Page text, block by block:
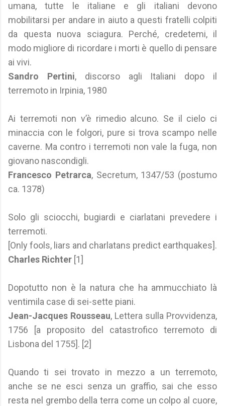
umana, tutte le italiane e gli italiani devono
mobilitarsi per andare in aiuto a questi fratelli colpiti
da questa nuova sciagura. Perché, credetemi, il
modo migliore di ricordare i morti è quello di pensare
ai vivi.
Sandro Pertini, discorso agli Italiani dopo il
terremoto in Irpinia, 1980
Ai terremoti non v’è rimedio alcuno. Se il cielo ci
minaccia con le folgori, pure si trova scampo nelle
caverne. Ma contro i terremoti non vale la fuga, non
giovano nascondigli.
Francesco Petrarca, Secretum, 1347/53 (postumo
ca. 1378)
Solo gli sciocchi, bugiardi e ciarlatani prevedere i
terremoti.
[Only fools, liars and charlatans predict earthquakes].
Charles Richter [1]
Dopotutto non è la natura che ha ammucchiato là
ventimila case di sei-sette piani.
Jean-Jacques Rousseau, Lettera sulla Provvidenza,
1756 [a proposito del catastrofico terremoto di
Lisbona del 1755]. [2]
Quando ti sei trovato in mezzo a un terremoto,
anche se ne esci senza un graffio, sai che esso
resta nel grembo della terra come un colpo al cuore,